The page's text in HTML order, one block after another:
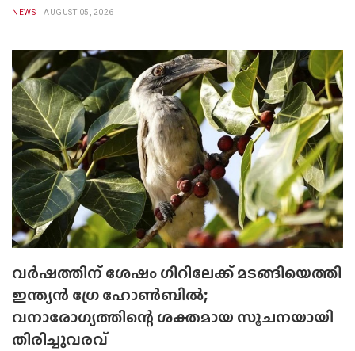
NEWS AUGUST 05, 2026
വർഷത്തിന് ശേഷം ഗിറിലേക്ക് മടങ്ങിയെത്തി
ഇന്ത്യൻ ഗ്രേ ഹോൺബിൽ;
വനാരോഗ്യത്തിന്റെ ശക്തമായ സൂചനയായി
തിരിച്ചുവരവ്